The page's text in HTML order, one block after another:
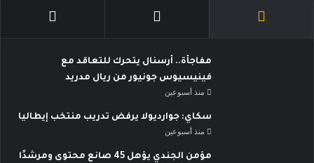
مفاجأة.. أرسنال يتحرك للتعاقد مع
فينيسيوس جونيور من ريال مدريد
منذ أسبوعين
سكاي: جوارديولا يرفض تدريب منتخب إيطاليا
منذ أسبوعين
مؤمن الجندي يؤهل 45 صانع محتوى ومرشدًا